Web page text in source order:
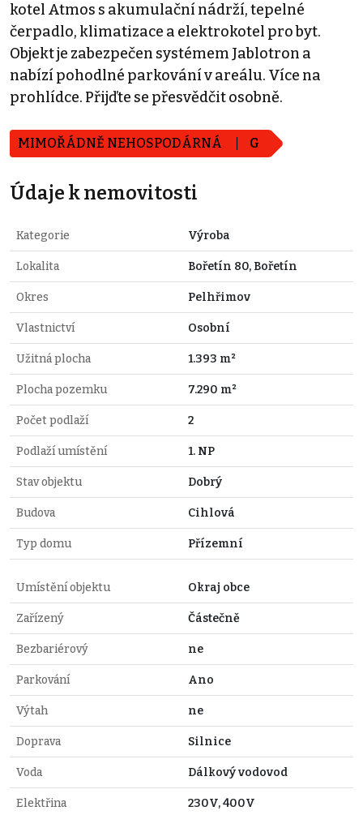
kotel Atmos s akumulační nádrží, tepelné
čerpadlo, klimatizace a elektrokotel pro byt.
Objekt je zabezpečen systémem Jablotron a
nabízí pohodlné parkování v areálu. Více na
prohlídce. Přijďte se přesvědčit osobně.
MIMOŘÁDNĚ NEHOSPODÁRNÁ G
Údaje k nemovitosti
Kategorie Výroba
Lokalita Bořetín 80, Bořetín
Okres Pelhřimov
Vlastnictví Osobní
Užitná plocha 1.393 m²
Plocha pozemku 7.290 m²
Počet podlaží 2
Podlaží umístění 1. NP
Stav objektu Dobrý
Budova Cihlová
Typ domu Přízemní
Umístění objektu Okraj obce
Zařízený Částečně
Bezbariérový ne
Parkování Ano
Výtah ne
Doprava Silnice
Voda Dálkový vodovod
Elektřina 230V, 400V